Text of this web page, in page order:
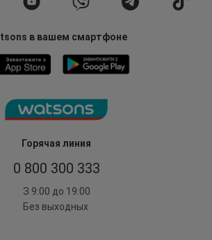
Горячая линия
0 800 300 333
З 9:00 до 19:00
Без выходных
в вашем смартфоне